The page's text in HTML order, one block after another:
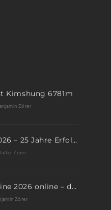
Kimshung 6781m
Zörer
Eis Total 2026 – 25 Jahre Erfolgsgeschichte im steilen Eis
Zörer
Neue Termine 2026 online – dein nächstes Abenteuer wartet!
Zörer